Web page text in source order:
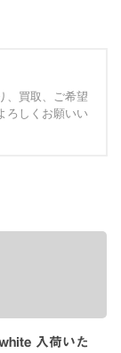
、買取、ご希望
ろしくお願いい
入荷いた